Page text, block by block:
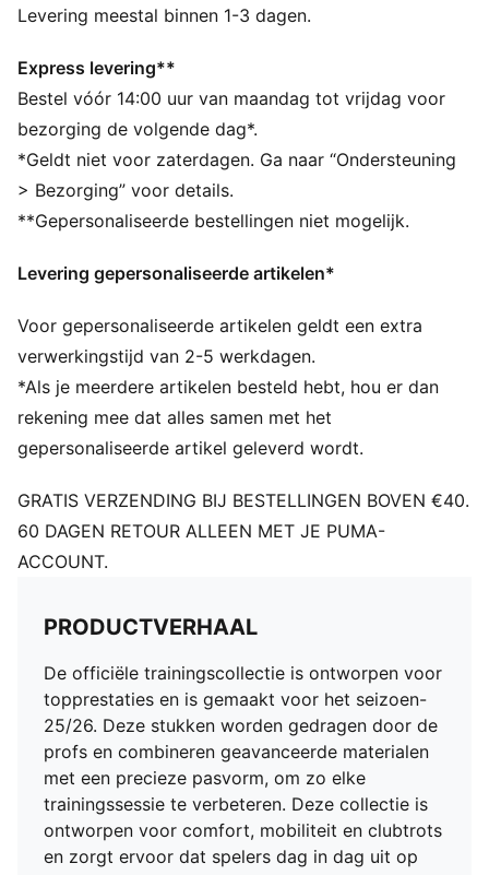
in dag uit op hun best trainen.
dryCELL: zeer functionele materialen voeren het
zweet af van je huid, zodat je lichaam droog en
comfortabel blijft tijdens het sporten
Gemaakt van 100% gerecycled materiaal, exclusief
afwerking en decoraties
DETAILS
Pasvorm: Slank
Hals: Ronde hals
Lengte: Normaal
Gedragen door de spelers tijdens het seizoen 25/26
Branding van de club en van PUMA
Levering meestal binnen 1-3 dagen.
Express levering**
Bestel vóór 14:00 uur van maandag tot vrijdag voor
bezorging de volgende dag*.
*Geldt niet voor zaterdagen. Ga naar “Ondersteuning
> Bezorging” voor details.
**Gepersonaliseerde bestellingen niet mogelijk.
Levering gepersonaliseerde artikelen*
Voor gepersonaliseerde artikelen geldt een extra
verwerkingstijd van 2-5 werkdagen.
*Als je meerdere artikelen besteld hebt, hou er dan
rekening mee dat alles samen met het
gepersonaliseerde artikel geleverd wordt.
GRATIS VERZENDING BIJ BESTELLINGEN BOVEN €40.
60 DAGEN RETOUR ALLEEN MET JE PUMA-
ACCOUNT.
PRODUCTVERHAAL
De officiële trainingscollectie is ontworpen voor
topprestaties en is gemaakt voor het seizoen-
25/26. Deze stukken worden gedragen door de
profs en combineren geavanceerde materialen
met een precieze pasvorm, om zo elke
trainingssessie te verbeteren. Deze collectie is
ontworpen voor comfort, mobiliteit en clubtrots
en zorgt ervoor dat spelers dag in dag uit op